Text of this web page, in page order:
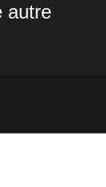
autre